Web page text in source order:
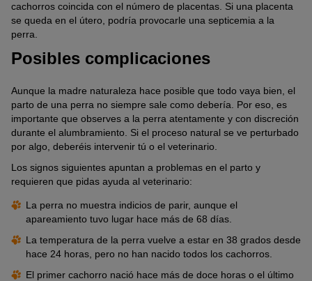
cachorros coincida con el número de placentas. Si una placenta
se queda en el útero, podría provocarle una septicemia a la
perra.
Posibles complicaciones
Aunque la madre naturaleza hace posible que todo vaya bien, el
parto de una perra no siempre sale como debería. Por eso, es
importante que observes a la perra atentamente y con discreción
durante el alumbramiento. Si el proceso natural se ve perturbado
por algo, deberéis intervenir tú o el veterinario.
Los signos siguientes apuntan a problemas en el parto y
requieren que pidas ayuda al veterinario:
La perra no muestra indicios de parir, aunque el
apareamiento tuvo lugar hace más de 68 días.
La temperatura de la perra vuelve a estar en 38 grados desde
hace 24 horas, pero no han nacido todos los cachorros.
El primer cachorro nació hace más de doce horas o el último